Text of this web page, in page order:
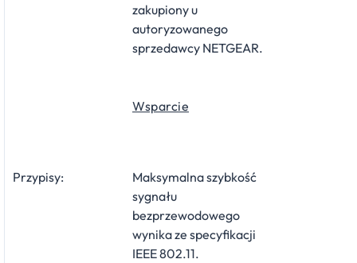
zakupiony u
autoryzowanego
sprzedawcy NETGEAR.
Wsparcie
Przypisy:
Maksymalna szybkość
sygnału
bezprzewodowego
wynika ze specyfikacji
IEEE 802.11.